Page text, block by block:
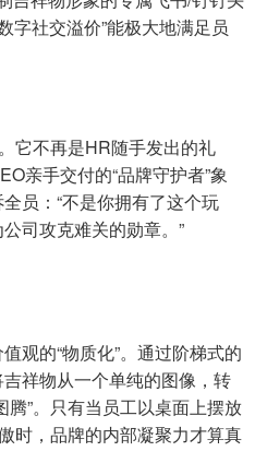
字社交溢价”能极大地满足员
它不再是HR随手发出的礼
亲手交付的“品牌守护者”象
员：“不是你拥有了这个玩
司攻克难关的勋章。”
观的“物质化”。通过阶梯式的
祥物从一个单纯的图像，转
腾”。只有当员工以桌面上摆放
时，品牌的内部凝聚力才算真